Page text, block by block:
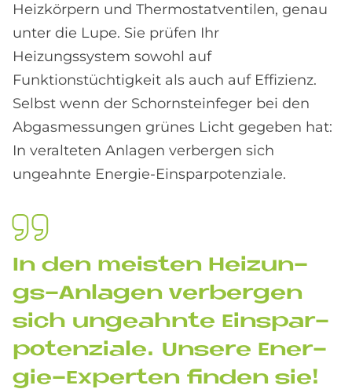
Heizkörpern und Thermostatventilen, genau
unter die Lupe. Sie prüfen Ihr
Heizungssystem sowohl auf
Funktionstüchtigkeit als auch auf Effizienz.
Selbst wenn der Schornsteinfeger bei den
Abgasmessungen grünes Licht gegeben hat:
In veralteten Anlagen verbergen sich
ungeahnte Energie-Einsparpotenziale.
In den mei­sten Hei­zun­
gs-An­la­gen ver­ber­gen
sich un­ge­ahn­te Ein­spar­
po­ten­zia­le. Un­se­re En­er­
gie-Ex­per­ten fin­den sie!